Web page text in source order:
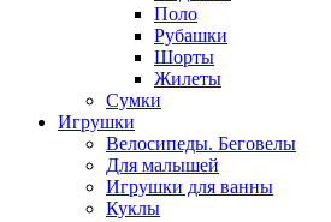
Поло
Рубашки
Шорты
Жилеты
Сумки
Игрушки
Велосипеды. Беговелы
Для малышей
Игрушки для ванны
Куклы